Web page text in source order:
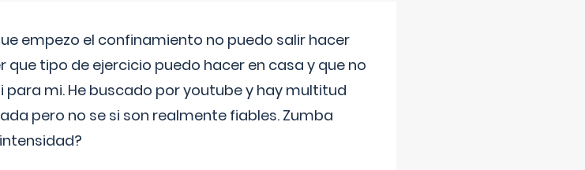
empezo el confinamiento no puedo salir hacer
que tipo de ejercicio puedo hacer en casa y que no
para mi. He buscado por youtube y hay multitud
pero no se si son realmente fiables. Zumba